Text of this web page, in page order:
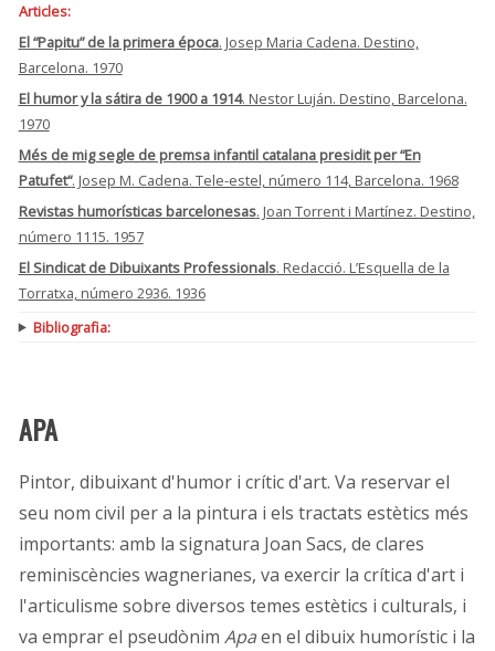
Articles:
El “Papitu” de la primera época. Josep Maria Cadena. Destino,
Barcelona. 1970
El humor y la sátira de 1900 a 1914. Nestor Luján. Destino, Barcelona.
1970
Més de mig segle de premsa infantil catalana presidit per “En
Patufet“. Josep M. Cadena. Tele-estel, número 114, Barcelona. 1968
Revistas humorísticas barcelonesas. Joan Torrent i Martínez. Destino,
número 1115. 1957
El Sindicat de Dibuixants Professionals. Redacció. L’Esquella de la
Torratxa, número 2936. 1936
Bibliografia:
APA
Pintor, dibuixant d'humor i crític d'art. Va reservar el
seu nom civil per a la pintura i els tractats estètics més
importants: amb la signatura Joan Sacs, de clares
reminiscències wagnerianes, va exercir la crítica d'art i
l'articulisme sobre diversos temes estètics i culturals, i
va emprar el pseudònim Apaen el dibuix humorístic i la